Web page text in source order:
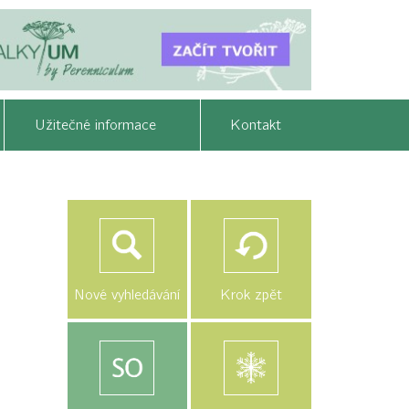
Užitečné informace Kontakt
Nové vyhledávání Krok zpět